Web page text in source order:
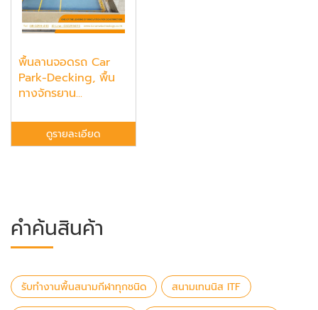
พื้นลานจอดรถ Car
Park-Decking, พื้น
ทางจักรยาน...
ดูรายละเอียด
คำค้นสินค้า
รับทำงานพื้นสนามกีฬาทุกชนิด สนามเทนนิส ITF